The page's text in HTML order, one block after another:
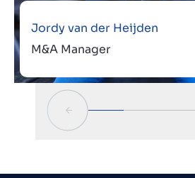
Jordy van der Heijden
M&A Manager